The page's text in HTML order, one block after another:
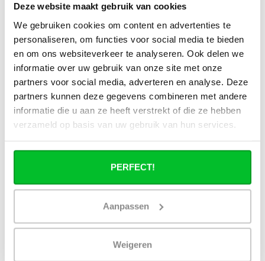
Deze website maakt gebruik van cookies
We gebruiken cookies om content en advertenties te
personaliseren, om functies voor social media te bieden
en om ons websiteverkeer te analyseren. Ook delen we
informatie over uw gebruik van onze site met onze
partners voor social media, adverteren en analyse. Deze
partners kunnen deze gegevens combineren met andere
informatie die u aan ze heeft verstrekt of die ze hebben
verzameld op basis van uw gebruik van hun services.
PERFECT!
Aanpassen
Weigeren
Kan ik de elektrische radiator later ook
als een cv radiator gebruiken?
Verbruikt een elektrische
handdoekradiator veel stroom?
Heb je een vraag over dit product ?
Simon helpt je graag en kan al je vragen beantwoorden.
Stuur een bericht
Ruim assortiment
14 dagen bedenktijd